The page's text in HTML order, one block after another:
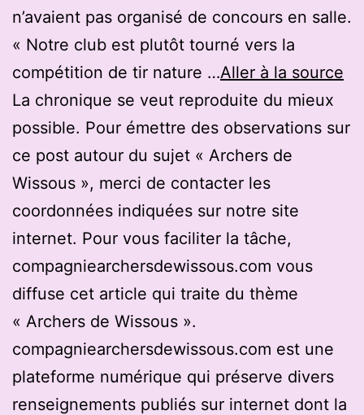
n’avaient pas organisé de concours en salle.
« Notre club est plutôt tourné vers la
compétition de tir nature …Aller à la source
La chronique se veut reproduite du mieux
possible. Pour émettre des observations sur
ce post autour du sujet « Archers de
Wissous », merci de contacter les
coordonnées indiquées sur notre site
internet. Pour vous faciliter la tâche,
compagniearchersdewissous.com vous
diffuse cet article qui traite du thème
« Archers de Wissous ».
compagniearchersdewissous.com est une
plateforme numérique qui préserve divers
renseignements publiés sur internet dont la